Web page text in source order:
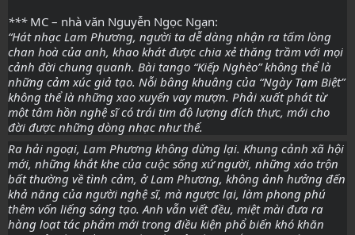
*** MC – nhà văn Nguyễn Ngọc Ngạn:
“Hát nhạc Lam Phương, người ta dễ dàng nhận ra tấm lòng
chan hoà của anh, khao khát được chia xẻ thăng trầm với mọi
cảnh đời chung quanh. Bài tango “Kiếp Nghèo” không thể là
những cảm xúc giả tạo. Nỗi bâng khuâng của “Ngày Tạm Biệt”
không thể là những xao xuyến vay mượn. Phải xuất phát từ
một tâm hồn nghệ sĩ có trái tim độ lượng đích thực, mới cho
đời được những dòng nhạc như thế.
Ra hải ngoại, Lam Phương không dừng lại. Khung cảnh xã hội
mới, những khắt khe của cuộc sống xứ người, những xáo trộn
bất thường về tình cảm, ở Lam Phương, không ảnh hưởng đến
khả năng của người nghệ sĩ, mà ngược lại, làm phong phú
thêm vốn liếng sáng tạo. Anh vẫn viết đều, miệt mài đưa ra
hàng loạt tác phẩm mới trong điều kiện phổ biến khó khăn